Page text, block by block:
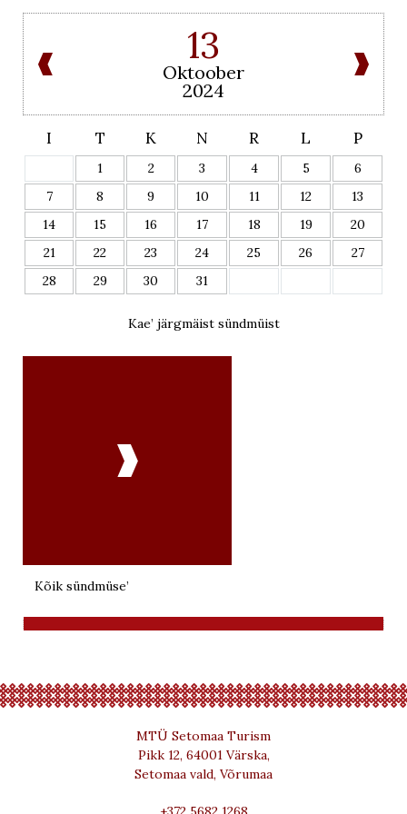
13
Oktoober
2024
I T K N R L P
1 2 3 4 5
6
7
8 9 10 11 12
13
14
15 16 17 18 19
20
21
22 23 24 25 26
27
28
29 30 31
Kae’ järgmäist sündmüist

Kõik sündmüse’
MTÜ Setomaa Turism
Pikk 12, 64001 Värska,
Setomaa vald, Võrumaa